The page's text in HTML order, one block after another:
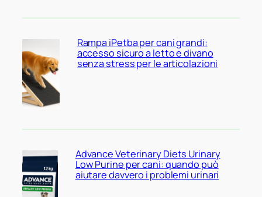
Rampa iPetba per cani grandi:
accesso sicuro a letto e divano
senza stress per le articolazioni
Advance Veterinary Diets Urinary
Low Purine per cani: quando può
aiutare davvero i problemi urinari